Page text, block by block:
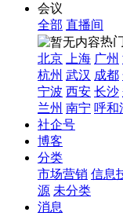
会议
全部 直播间
热
北京
上海 广州
杭州 武汉 成都
宁波 西安 长沙
兰州 南宁 呼和
社企号
博客
分类
市场营销 信息
源 未分类
消息